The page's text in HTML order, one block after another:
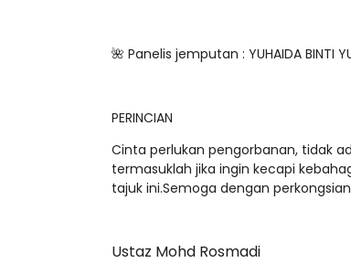
🌺 Panelis jemputan : YUHAIDA BINTI
PERINCIAN
Cinta perlukan pengorbanan, tidak
termasuklah jika ingin kecapi
tajuk ini.Semoga dengan
Ustaz Mohd Rosmadi